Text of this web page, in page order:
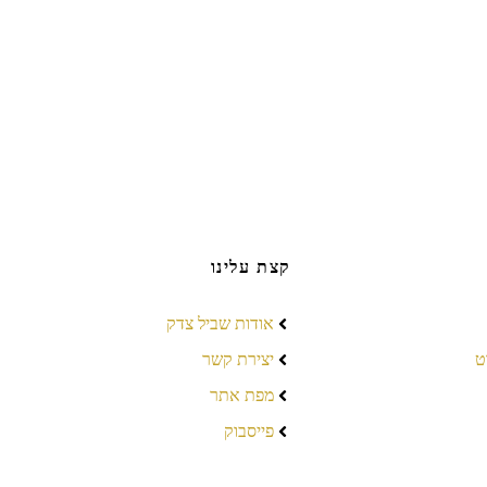
קצת עלינו
אודות שביל צדק
יצירת קשר
מפת אתר
פייסבוק